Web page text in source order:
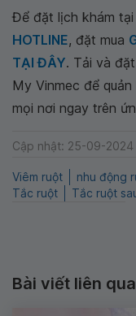
Để đặt lịch khám tại
HOTLINE, đặt mua
TẠI ĐÂY. Tải và
My Vinmec để
mọi nơi ngay trên
Cập nhật: 25-09-2024
Viêm ruột nhu động
Tắc ruột
Tắc ruột
Bài viết liên